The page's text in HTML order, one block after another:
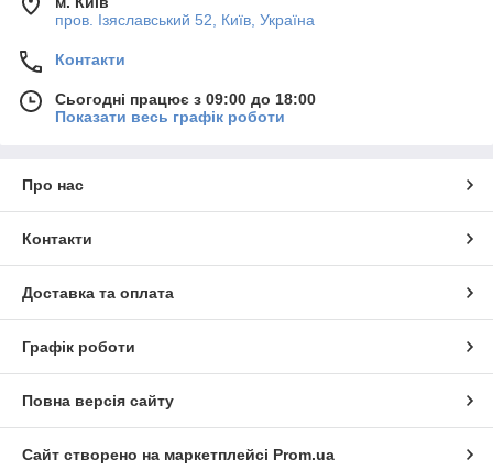
пров. Ізяславський 52, Київ, Україна
Контакти
Сьогодні працює з 09:00 до 18:00
Показати весь графік роботи
Про нас
Контакти
Доставка та оплата
Графік роботи
Повна версія сайту
Сайт створено на маркетплейсі Prom.ua